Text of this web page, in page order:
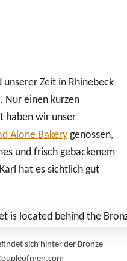
Zeit in Rhinebeck
Nur einen kurzen
haben wir unser
Alone Bakery genossen,
und frisch gebackenem
hat es sichtlich gut
sich hinter der Bronze-